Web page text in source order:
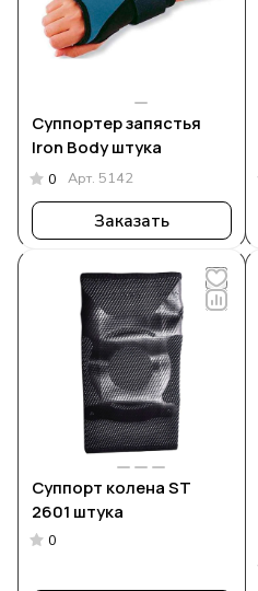
Суппортер запястья
Iron Body штука
0 Арт. 5142
Заказать
Суппорт колена ST
2601 штука
0